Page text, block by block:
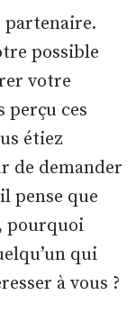
possible
votre
perçu ces
étiez
de demander
pense que
pourquoi
qui
à vous ?